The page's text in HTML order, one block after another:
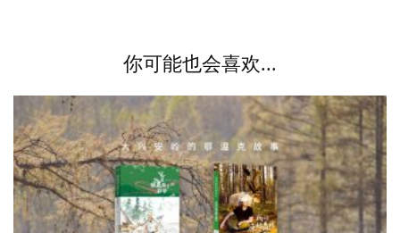
你可能也会喜欢...